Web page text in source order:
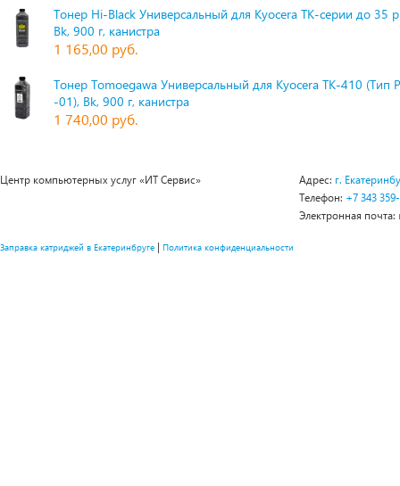
Тонер Hi-Black Универсальный для Kyocera TK-серии до 35
Bk, 900 г, канистра
1 165,00 руб.
Тонер Tomoegawa Универсальный для Kyocera TK-410 (Тип
-01), Bk, 900 г, канистра
1 740,00 руб.
Центр компьютерных услуг «ИТ Сервис» Адрес: г.
Телефон: +7 343
Электронная почта:
Заправка катриджей в Екатеринбруге | Политика конфиденциальности